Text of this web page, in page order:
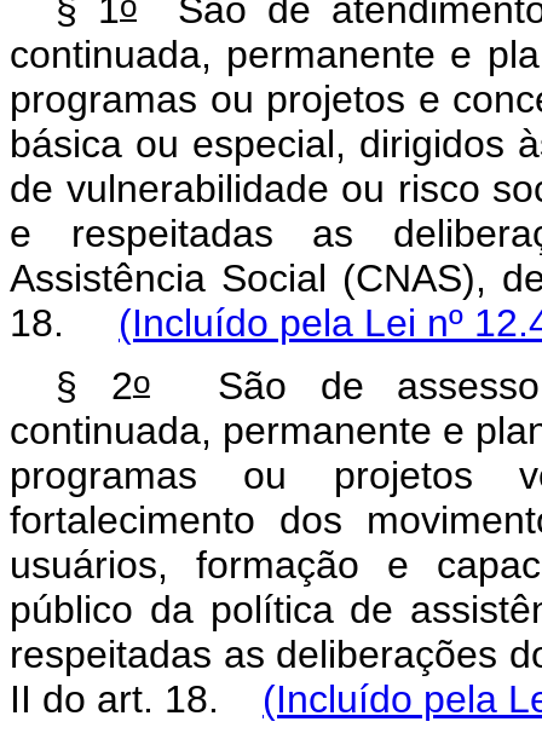
§ 1
São de
continuada, permanente e
programas ou projetos e
básica ou especial, dirigidos
de vulnerabilidade ou risco
e respeitadas as
Assistência Social (CNAS),
18. (Incluído pela Lei nº
§ 2oSão de
continuada, permanente e
programas ou projetos
fortalecimento dos
usuários, formação e
público da política de
respeitadas as deliberações
II do art. 18. (Incluído pela